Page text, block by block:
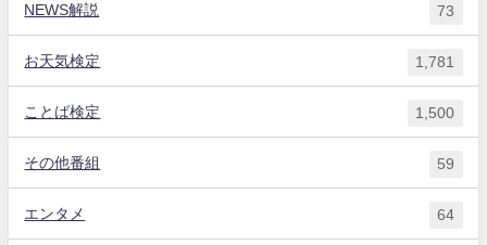
NEWS解説 73
お天気検定 1,781
ことば検定 1,500
その他番組 59
エンタメ 64